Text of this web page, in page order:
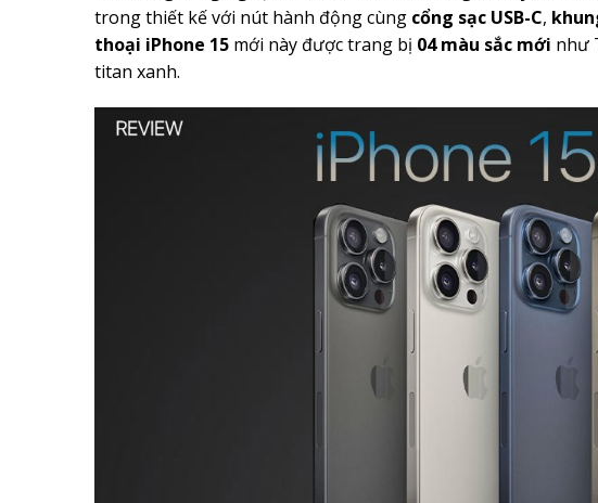
trong thiết kế với nút hành động cùng cổng sạc USB-C,
thoại iPhone 15 mới này được trang bị 04 màu sắc mới như
titan xanh.